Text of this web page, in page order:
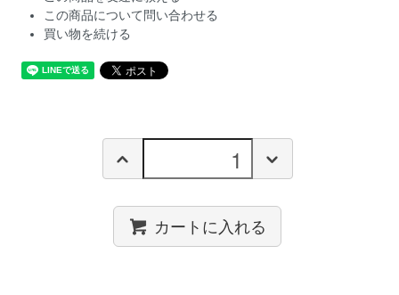
この商品について問い合わせる
買い物を続ける
カートに入れる